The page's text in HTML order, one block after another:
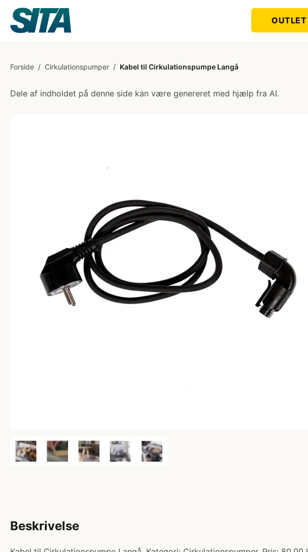
OUTLET
Forside / Cirkulationspumper / Kabel til Cirkulationspumpe Langå
Dele af indholdet på denne side kan være genereret med hjælp fra AI.
Beskrivelse